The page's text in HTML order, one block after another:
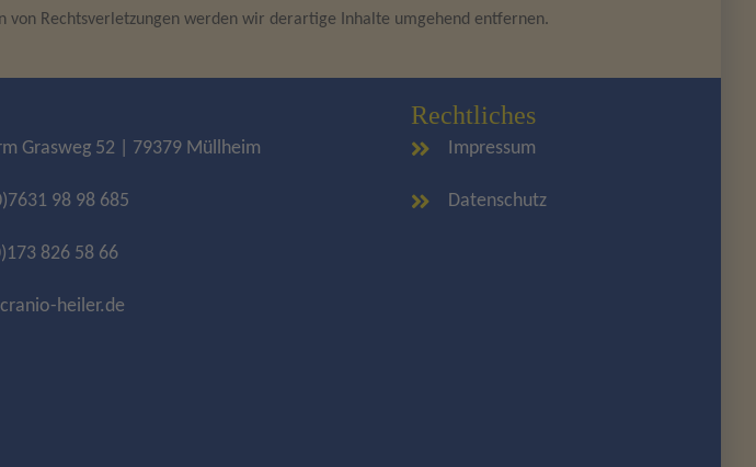
von Rechtsverletzungen werden wir derartige Inhalte umgehend entfernen.
Grasweg 52 | 79379 Müllheim
98 98 685
826 58 66
heiler.de
Rechtliches
Impressum
Datenschutz